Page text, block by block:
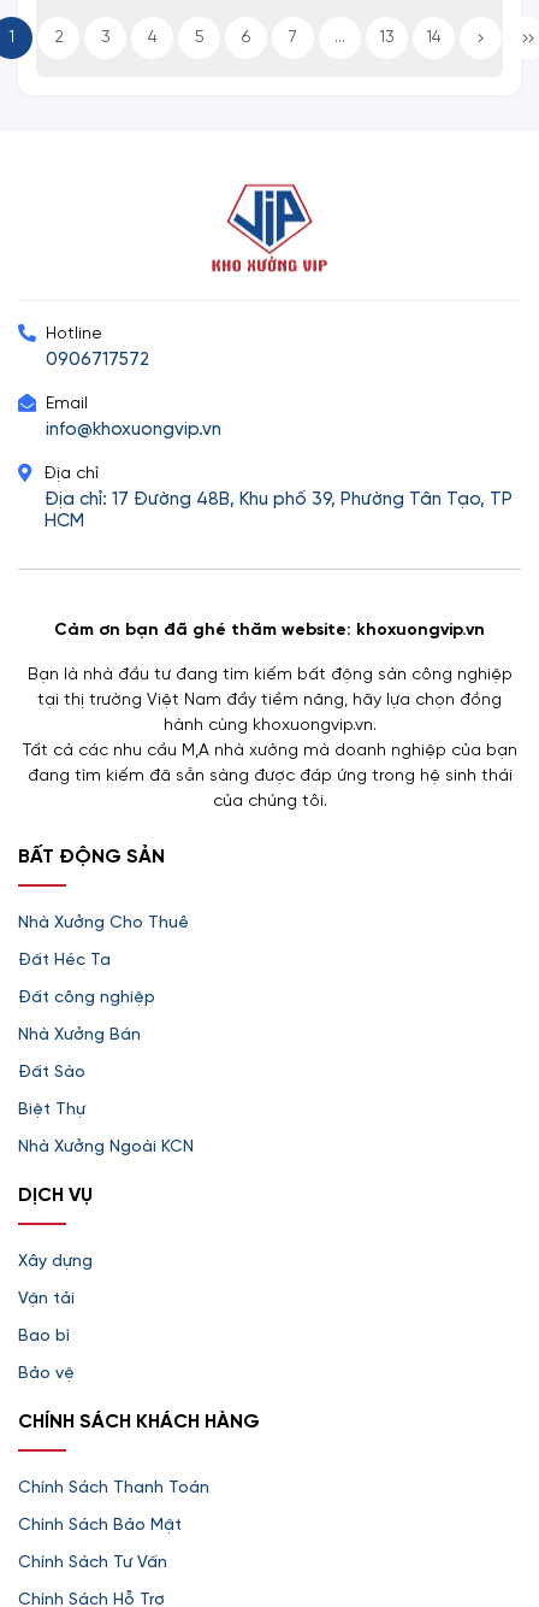
1 2 3 4 5 6 7 ... 13 14
Hotline
0906717572
Email
info@khoxuongvip.vn
Địa chỉ
Địa chỉ: 17 Đường 48B, Khu phố 39, Phường Tân Tạo, TP
HCM
Cảm ơn bạn đã ghé thăm website: khoxuongvip.vn
Bạn là nhà đầu tư đang tìm kiếm bất động sản công nghiệp
tại thị trường Việt Nam đầy tiềm năng, hãy lựa chọn đồng
hành cùng khoxuongvip.vn.
Tất cả các nhu cầu M,A nhà xưởng mà doanh nghiệp của bạn
đang tìm kiếm đã sẵn sàng được đáp ứng trong hệ sinh thái
của chúng tôi.
BẤT ĐỘNG SẢN
Nhà Xưởng Cho Thuê
Đất Héc Ta
Đất công nghiệp
Nhà Xưởng Bán
Đất Sào
Biệt Thự
Nhà Xưởng Ngoài KCN
DỊCH VỤ
Xây dựng
Vận tải
Bao bì
Bảo vệ
CHÍNH SÁCH KHÁCH HÀNG
Chính Sách Thanh Toán
Chính Sách Bảo Mật
Chính Sách Tư Vấn
Chính Sách Hỗ Trợ